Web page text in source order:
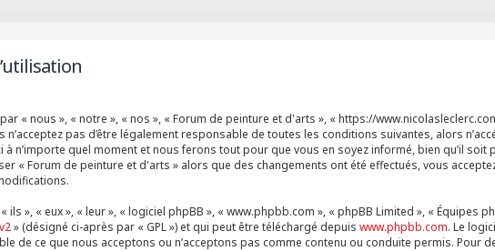
« nous », « notre », « nos », « Forum de peinture et d'arts », « https://
pas d’être légalement responsable de toutes les conditions suivantes, alors
n’importe quel moment et nous ferons tout pour que vous en soyez informé, bien qu’il soit
« Forum de peinture et d'arts » alors que des changements ont été effectués, vous
», « eux », « leur », « logiciel phpBB », « www.phpbb.com », « phpBB Limited », « Équipes
» (désigné ci-après par « GPL ») et qui peut être téléchargé depuis www.phpbb.com. Le
de ce que nous acceptons ou n’acceptons pas comme contenu ou conduite permis. Pour